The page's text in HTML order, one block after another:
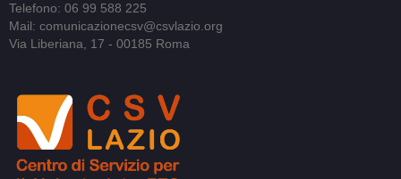
Telefono: 06 99 588 225
Mail: comunicazionecsv@csvlazio.org
Via Liberiana, 17 - 00185 Roma